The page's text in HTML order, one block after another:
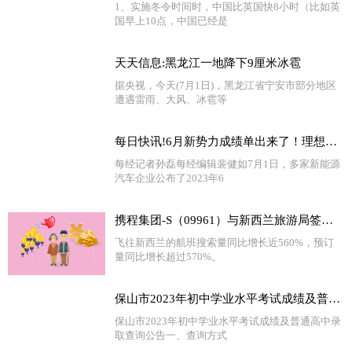
1、实施冬令时间时，中国比英国快8小时（比如英
国早上10点，中国已经是
天天信息:黑龙江一地降下9厘米冰雹
据央视，今天(7月1日)，黑龙江省宁安市部分地区
遭遇雷雨、大风、冰雹等
每日快讯!6月新势力成绩单出来了！理想汽车交付量首次突破三万，还有一家企业销量超四万
每经记者孙磊每经编辑裴健如7月1日，多家新能源
汽车企业公布了2023年6
携程集团-S（09961）与新西兰旅游局签署战略合作备忘录
飞往新西兰的航班搜索量同比增长近560%，预订
量同比增长超过570%。
保山市2023年初中学业水平考试成绩及普通高中录取查询公告_环球热点
保山市2023年初中学业水平考试成绩及普通高中录
取查询公告一、查询方式